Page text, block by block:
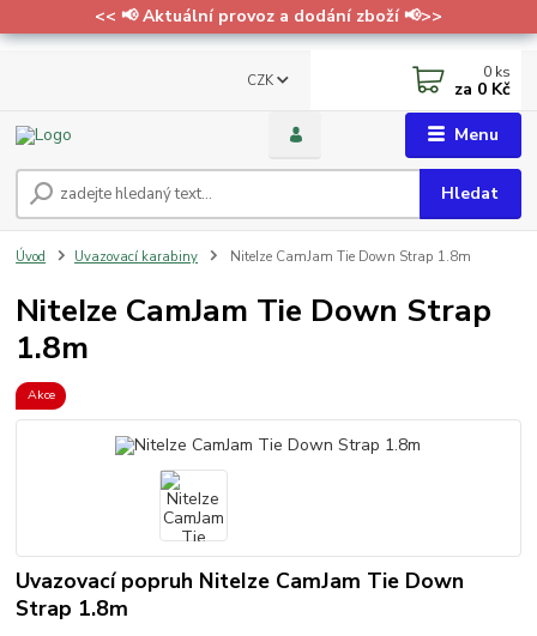
<< 📢 Aktuální provoz a dodání zboží 📢>>
Menu
CZK
Hledat
0 ks
za 0 Kč
Úvod Uvazovací karabiny NiteIze CamJam Tie Down Strap 1.8m
NiteIze CamJam Tie Down Strap
1.8m
Akce
Uvazovací popruh NiteIze CamJam Tie Down
Strap 1.8m